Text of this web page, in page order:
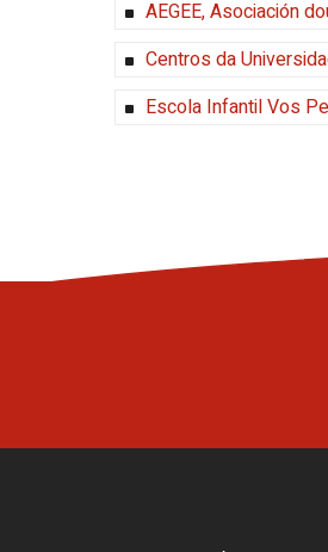
AEGEE, Asociación
Centros da
Escola Infantil Vos